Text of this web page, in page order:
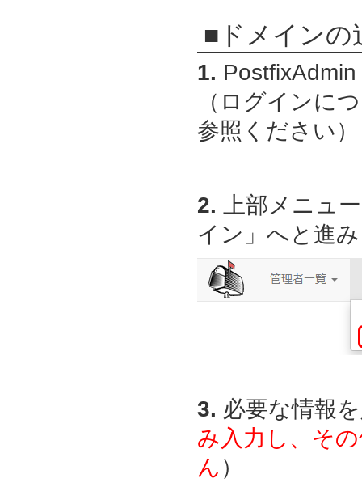
■ドメインの
1. PostfixAdmin
（ログインに
参照ください）
2. 上部メニュ
イン」へと進
3. 必要な情報
み入力し、そ
ん ）